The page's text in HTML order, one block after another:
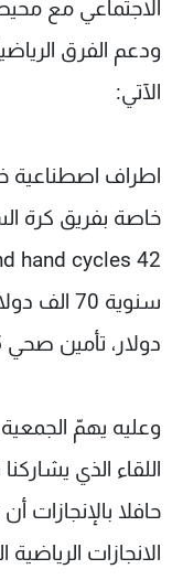
الاجتماعي مع
الآتي:
خاصة بفريق كرة السلة
دولار، تأمين صحي 75 الف دولار.
‏وعليه يهمّ الجمعية
اللقاء الذي
حافلا بالإنجازات
الانجازات